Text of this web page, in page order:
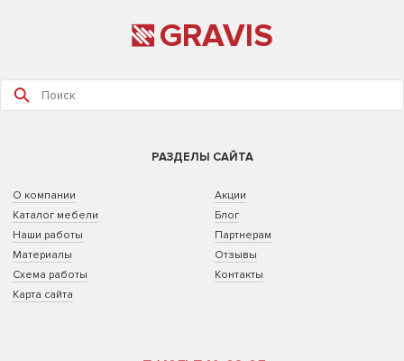
GRAVIS
РАЗДЕЛЫ САЙТА
О компании
Каталог мебели
Наши работы
Материалы
Схема работы
Карта сайта
Акции
Блог
Партнерам
Отзывы
Контакты